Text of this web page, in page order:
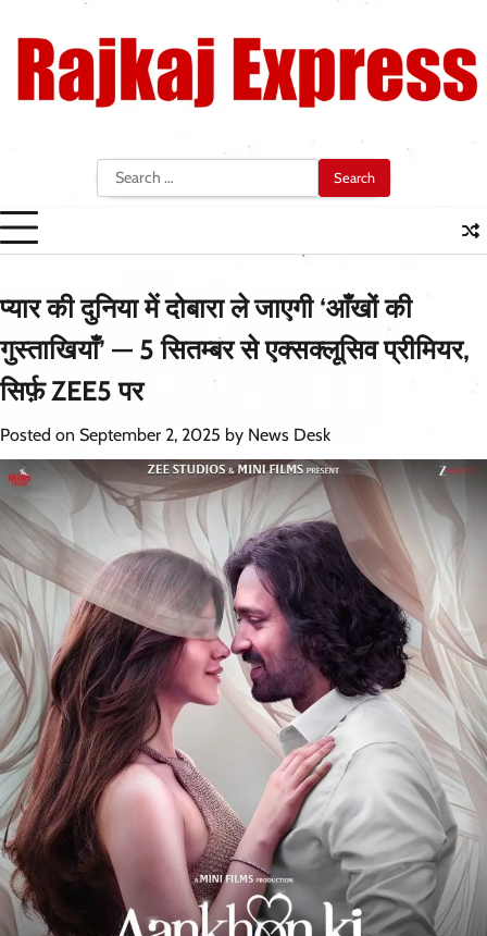
content
Search
for:
प्यार की दुनिया में दोबारा ले जाएगी ‘आँखों की
गुस्ताखियाँ’ — 5 सितम्बर से एक्सक्लूसिव प्रीमियर,
सिर्फ़ ZEE5 पर
Posted on September 2, 2025 by News Desk